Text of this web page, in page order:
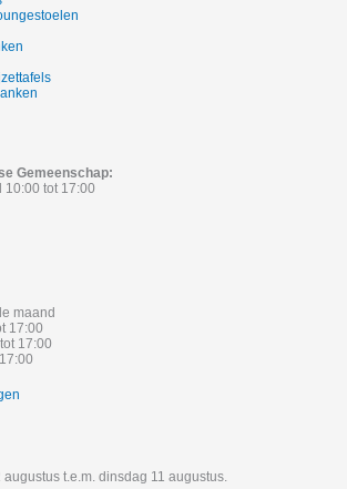
Gemeenschap:
10:00 tot 17:00
maand
17:00
17:00
t.e.m. dinsdag 11 augustus.